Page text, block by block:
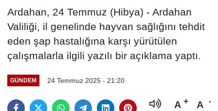
Ardahan, 24 Temmuz (Hibya) - Ardahan
Valiliği, il genelinde hayvan sağlığını tehdit
eden şap hastalığına karşı yürütülen
çalışmalarla ilgili yazılı bir açıklama yaptı.
GÜNDEM 24 Temmuz 2025 - 21:20
A A